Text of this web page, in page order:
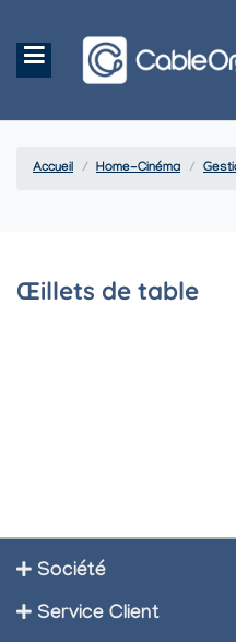
Accueil Home-Cinéma
Œillets de table
Société
Service Client